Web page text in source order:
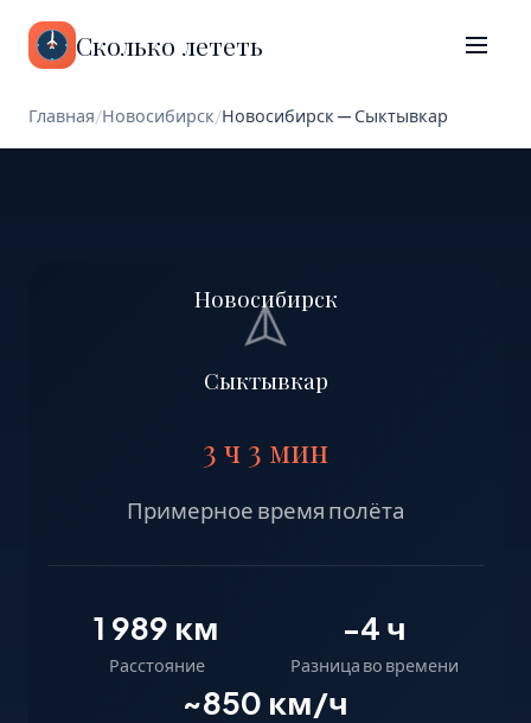
Сколько лететь
Главная/Новосибирск/Новосибирск — Сыктывкар
Новосибирск
Сыктывкар
3 ч 3 мин
Примерное время полёта
1 989 км
Расстояние
-4 ч
Разница во времени
~850 км/ч